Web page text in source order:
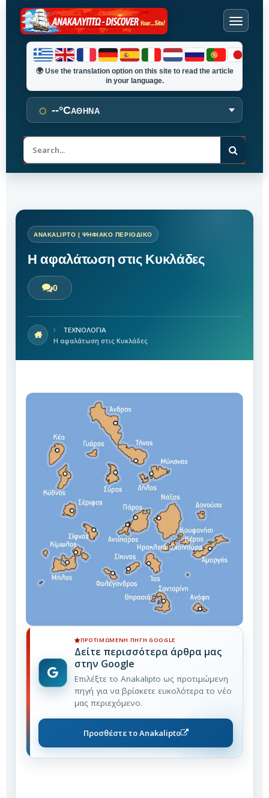
🌍Use the translation option on this site to read the article
in your language.
○ --°CΑΘΗΝΑ
Α
α
ζ
Η αφαλάτωση στις Κυκλάδες
0
ΤΕΧΝΟΛΟΓΙΑ
Η αφαλάτωση στις Κυκλάδες
ΠΡΟΤΙΜΏΜΕΝΗ ΠΗΓΉ GOOGLE
Δείτε περισσότερα άρθρα μας
στην Google
Επιλέξτε το Anakalipto ως προτιμώμενη
πηγή για να βρίσκετε ευκολότερα το νέο
μας περιεχόμενο.
Προσθέστε το Anakalipto